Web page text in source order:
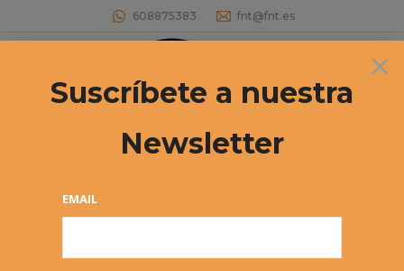
608875383 fnt@fnt.es
Buscar: ×
Suscríbete a nuestra
Newsletter
EMAIL